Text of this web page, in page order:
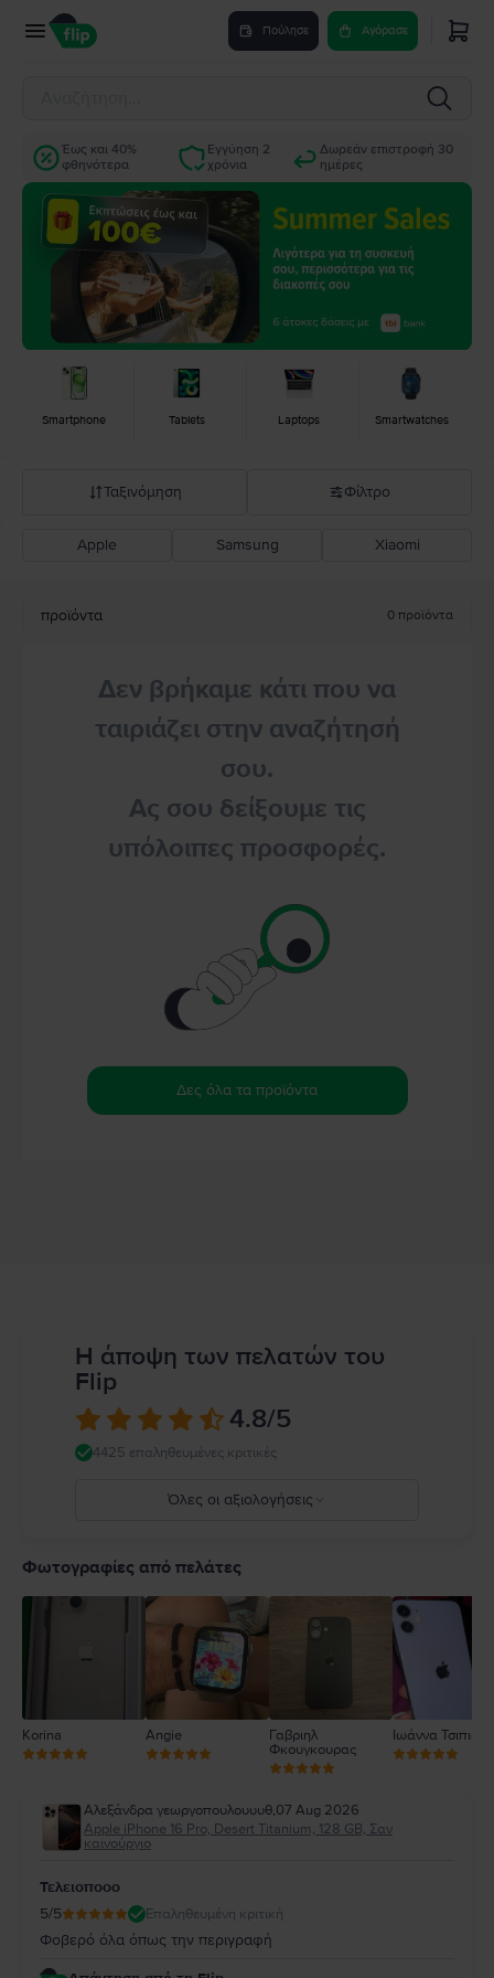
Πούλησε Αγόρασε
Έως και 40%
φθηνότερα
Εγγύηση 2
χρόνια
Δωρεάν επιστροφή 30
ημέρες
Smartphone Tablets Laptops Smartwatches
Ταξινόμηση
Σύσταση Flip
Φίλτρο
Apple Samsung Xiaomi
προϊόντα 0 προϊόντα
Δεν βρήκαμε κάτι που να
ταιριάζει στην αναζήτησή
σου.
Ας σου δείξουμε τις
υπόλοιπες προσφορές.
Δες όλα τα προϊόντα
Η άποψη των πελατών του
Flip
4.8/5
4425 επαληθευμένες κριτικές
Όλες οι αξιολογήσεις
4
2
1
Φωτογραφίες από πελάτες
Korina Angie
Γαβριηλ
Φκουγκουρας
Ιωάννα
Αλεξάνδρα γεωργοπουλουυυθ,07 Aug 2026
Apple iPhone 16 Pro, Desert Titanium, 128 GB, Σαν
καινούργιο
Τελειοποοο
5/5 Επαληθευμένη κριτική
Φοβερό όλα όπως την περιγραφή